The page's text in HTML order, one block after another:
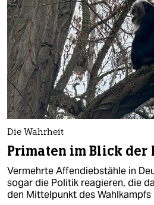
Die Wahrheit
Primaten im Blick der
Vermehrte Affendiebstähle in
sogar die Politik reagieren, die
den Mittelpunkt des Wahlkampfs